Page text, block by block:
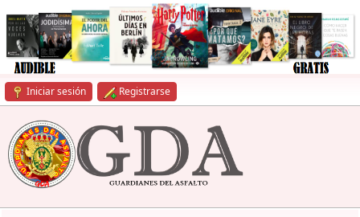
Iniciar sesión Registrarse